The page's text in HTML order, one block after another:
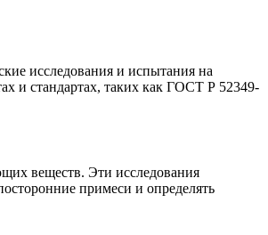
исследования и испытания на
и стандартах, таких как ГОСТ Р 52349-
веществ. Эти исследования
примеси и определять